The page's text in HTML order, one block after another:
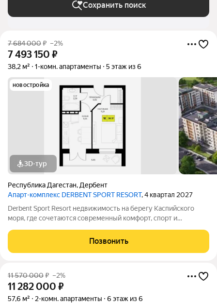
Сохранить поиск
7 684 000₽ –2%
7 493 150 ₽
38,2 м² 1-комн. апартаменты 5 этаж из 6
новостройка
3D-тур
Республика Дагестан, Дербент
Апарт-комплекс DERBENT SPORT RESORT, 4 квартал 2027
Derbent Sport Resort недвижимость на берегу Каспийского
моря, где сочетаются современный комфорт, спорт и
учитывают все потребности современных
Позвонить
11 570 000₽ –2%
11 282 000 ₽
57,6 м² 2-комн. апартаменты 6 этаж из 6